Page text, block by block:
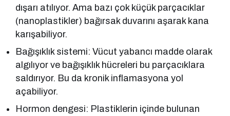
dışarı atılıyor. Ama bazı çok küçük parçacıklar
(nanoplastikler) bağırsak duvarını aşarak kana
karışabiliyor.
Bağışıklık sistemi: Vücut yabancı madde olarak
algılıyor ve bağışıklık hücreleri bu parçacıklara
saldırıyor. Bu da kronik inflamasyona yol
açabiliyor.
Hormon dengesi: Plastiklerin içinde bulunan